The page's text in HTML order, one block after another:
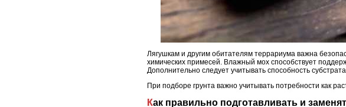
Лягушкам и другим обитателям террариума важна
химических примесей. Влажный мох способствует
Дополнительно следует учитывать способность
При подборе грунта важно учитывать потребности как
Как правильно подготавливать и